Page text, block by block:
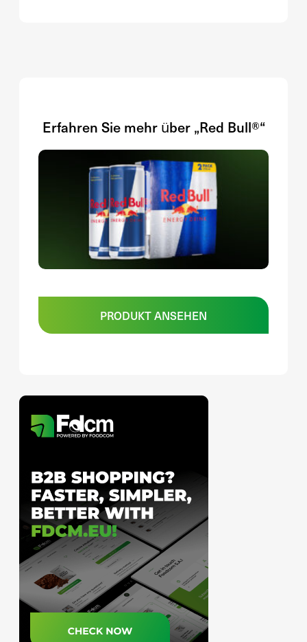
Erfahren Sie mehr über „Red Bull®“
PRODUKT ANSEHEN